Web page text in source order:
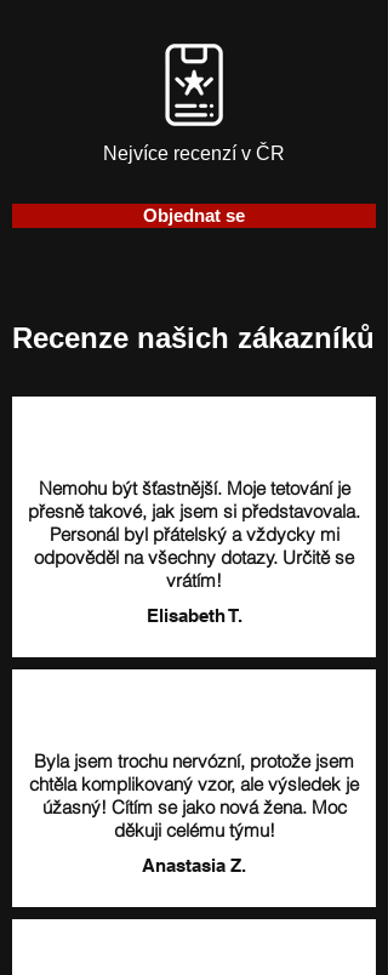
Nejvíce recenzí v ČR
Objednat se
Recenze našich zákazníků
Nemohu být šťastnější. Moje tetování je
přesně takové, jak jsem si představovala.
Personál byl přátelský a vždycky mi
odpověděl na všechny dotazy. Určitě se
vrátím!
Elisabeth T.
Byla jsem trochu nervózní, protože jsem
chtěla komplikovaný vzor, ale výsledek je
úžasný! Cítím se jako nová žena. Moc
děkuji celému týmu!
Anastasia Z.